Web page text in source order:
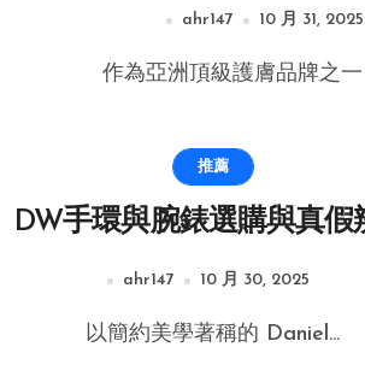
ahr147 10 月 31, 2025
作為亞洲頂級護膚品牌之
推薦
DW手環與腕錶選購與真假
ahr147 10 月 30, 2025
以簡約美學著稱的 Daniel...